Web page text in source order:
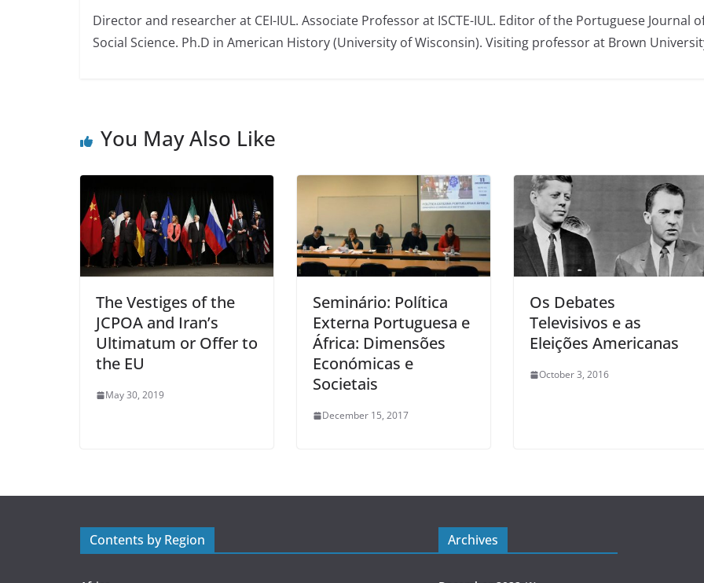
Director and researcher at CEI-IUL. Associate Professor at ISCTE-IUL. Editor of the Portuguese Journal
Social Science. Ph.D in American History (University of Wisconsin). Visiting professor at Brown
You May Also Like
The Vestiges of the
JCPOA and Iran’s
Ultimatum or Offer to
the EU
May 30, 2019
Seminário: Política
Externa Portuguesa e
África: Dimensões
Económicas e
Societais
December 15, 2017
Os Debates
Televisivos e as
Eleições Americanas
October 3, 2016
Contents by Region Archives